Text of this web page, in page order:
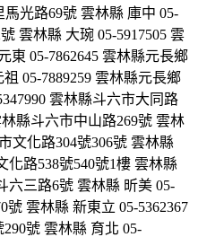
馬光路69號 雲林縣 庫中 05-
雲林縣 大琬 05-5917505 雲
東 05-7862645 雲林縣元長鄉
05-7889259 雲林縣元長鄉
雲林縣斗六市大同路
縣斗六市中山路269號 雲林
文化路304號306號 雲林縣
化路538號540號1樓 雲林縣
六三路6號 雲林縣 昕美 05-
號 雲林縣 新東立 05-5362367
號 雲林縣 育北 05-